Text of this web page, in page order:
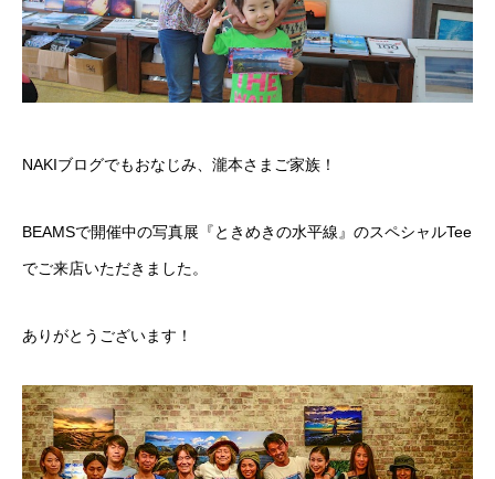
NAKIブログでもおなじみ、瀧本さまご家族！
BEAMSで開催中の写真展『ときめきの水平線』のスペシャルTee
でご来店いただきました。
ありがとうございます！